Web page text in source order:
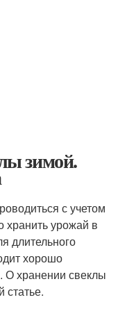
зимой.
с учетом
урожай в
длительного
хорошо
О хранении свеклы
статье.